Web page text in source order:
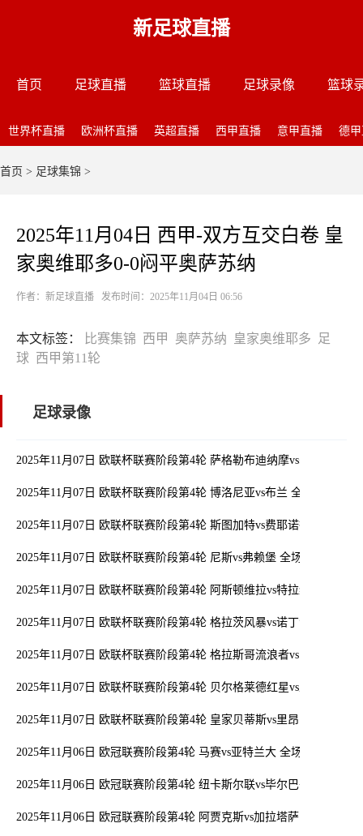
新足球直播
首页 足球直播 篮球直播 足球录像 篮球
世界杯直播 欧洲杯直播 英超直播 西甲直播 意甲直播 德
首页 > 足球集锦 >
2025年11月04日 西甲-双方互交白卷 皇
家奥维耶多0-0闷平奥萨苏纳
作者：新足球直播 发布时间：2025年11月04日 06:56
本文标签： 比赛集锦 西甲 奥萨苏纳 皇家奥维耶多
足
球 西甲第11轮
足球录像
2025年11月07日 欧联杯联赛阶段第4轮 萨格勒布迪纳摩vs塞尔塔 全场
2025年11月07日 欧联杯联赛阶段第4轮 博洛尼亚vs布兰 全场录像
2025年11月07日 欧联杯联赛阶段第4轮 斯图加特vs费耶诺德 全场录像
2025年11月07日 欧联杯联赛阶段第4轮 尼斯vs弗赖堡 全场录像
2025年11月07日 欧联杯联赛阶段第4轮 阿斯顿维拉vs特拉维夫马卡比
2025年11月07日 欧联杯联赛阶段第4轮 格拉茨风暴vs诺丁汉森林 全场
2025年11月07日 欧联杯联赛阶段第4轮 格拉斯哥流浪者vs罗马 全场录
2025年11月07日 欧联杯联赛阶段第4轮 贝尔格莱德红星vs里尔 全场录
2025年11月07日 欧联杯联赛阶段第4轮 皇家贝蒂斯vs里昂 全场录像
2025年11月06日 欧冠联赛阶段第4轮 马赛vs亚特兰大 全场录像
2025年11月06日 欧冠联赛阶段第4轮 纽卡斯尔联vs毕尔巴鄂竞技 全场
2025年11月06日 欧冠联赛阶段第4轮 阿贾克斯vs加拉塔萨雷 全场录像